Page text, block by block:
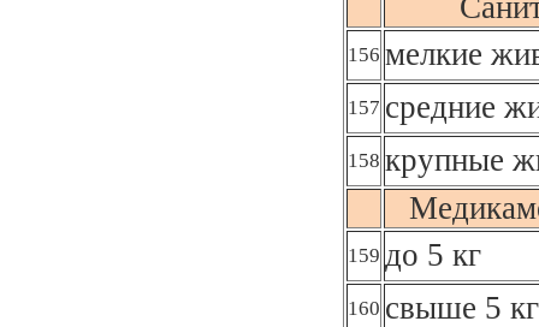
156 мелкие
157 средние
158 крупные
159 до 5 кг
160 свыше 5